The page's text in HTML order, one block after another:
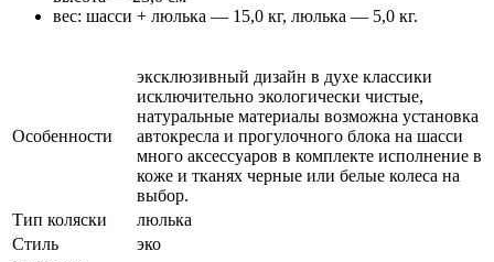
вес: шасси + люлька — 15,0 кг, люлька — 5,0 кг.
Особенности
эксклюзивный дизайн в духе классики
исключительно экологически чистые,
натуральные материалы возможна установка
автокресла и прогулочного блока на шасси
много аксессуаров в комплекте исполнение в
коже и тканях черные или белые колеса на
выбор.
Тип коляски
люлька
Стиль
эко